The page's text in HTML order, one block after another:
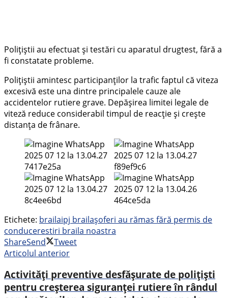
Polițiștii au efectuat și testări cu aparatul drugtest, fără a
fi constatate probleme.
Polițiștii amintesc participanților la trafic faptul că viteza
excesivă este una dintre principalele cauze ale
accidentelor rutiere grave. Depășirea limitei legale de
viteză reduce considerabil timpul de reacție și crește
distanța de frânare.
Etichete: brailaipj brailașoferi au rămas fără permis de
conducerestiri braila noastra
ShareSend
Tweet
Articolul anterior
Activități preventive desfășurate de polițiști
pentru creșterea siguranței rutiere în rândul